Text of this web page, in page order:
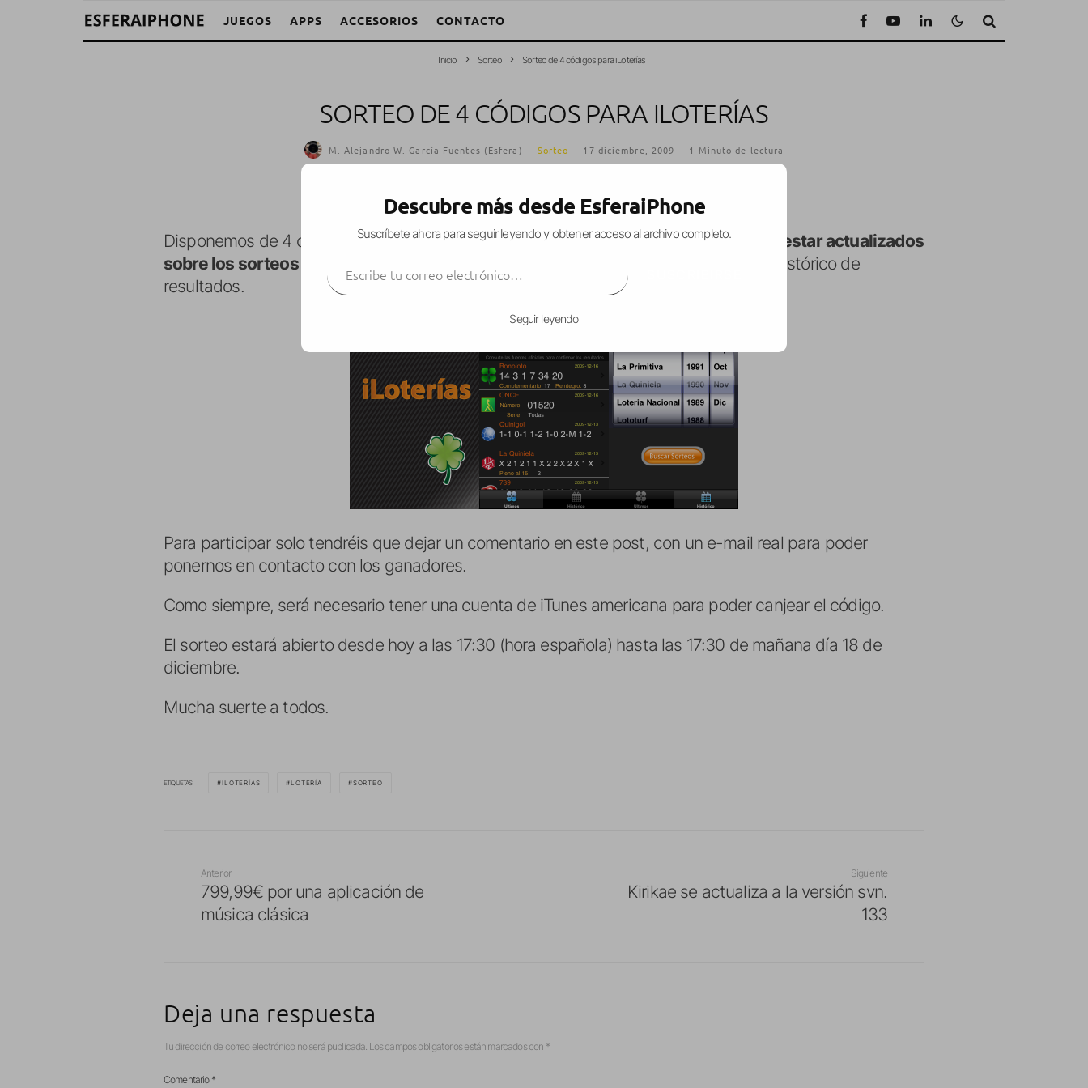
JUEGOS APPS ACCESORIOS CONTACTO
Inicio Sorteo Sorteo de 4 códigos para iLoterías
SORTEO DE 4 CÓDIGOS PARA ILOTERÍAS
M. Alejandro W. García Fuentes (Esfera) · Sorteo · 17 diciembre, 2009 · 1 Minuto de lectura
Disponemos de 4 códigos para descargariLoterías, una aplicación que nos permite
estar actualizados
sobre los sorteos de la Loteria
realizados en España. Además, podremos tener un histórico de
resultados.
Para participar solo tendréis que dejar un comentario en este post, con un e-mail real para poder
ponernos en contacto con los ganadores.
Como siempre, será necesario tener una cuenta de iTunes americana para poder canjear el código.
El sorteo estará abierto desde hoy a las 17:30 (hora española) hasta las 17:30 de mañana día 18 de
diciembre.
Mucha suerte a todos.
ETIQUETAS ILOTERÍAS LOTERÍA SORTEO
Anterior
799,99€ por una aplicación de
música clásica
Siguiente
Kirikae se actualiza a la versión svn.
133
Deja una respuesta
Tu dirección de correo electrónico no será publicada. Los campos obligatorios están marcados con *
Comentario *
Descubre más desde EsferaiPhone
Suscríbete ahora para seguir leyendo y obtener acceso al archivo completo.
Seguir leyendo